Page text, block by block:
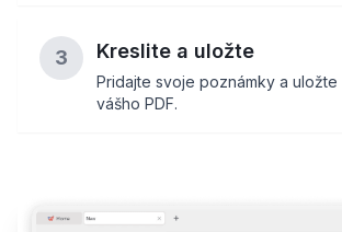
3 Kreslite a uložte
Pridajte svoje poznámky a uložte
vášho PDF.